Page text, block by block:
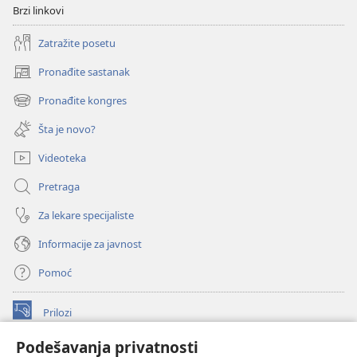
Podešavanja privatnosti
Brzi linkovi
Zatražite posetu
Pronađite sastanak
(otvara
novi
prozor)
Pronađite kongres
(otvara
novi
prozor)
Šta je novo?
Videoteka
Pretraga
Za lekare specijaliste
Informacije za javnost
Pomoć
Prilozi
(otvara
prozor)